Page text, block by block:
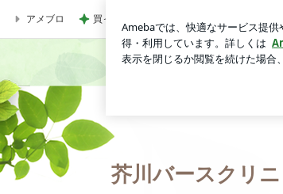
| 芥川バースクリニック公式ブログ
アメブロ 買って大成功だった新しいリップ
芥川バースクリ